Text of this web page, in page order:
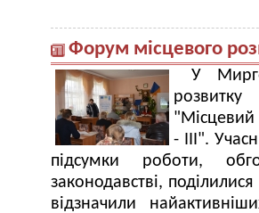
Форум місцевого
У
"Місцевий
- III".
підсумки роботи,
законодавстві,
відзначили